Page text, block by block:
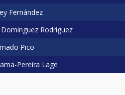
Fernández
Rodriguez
Pico
Pereira Lage